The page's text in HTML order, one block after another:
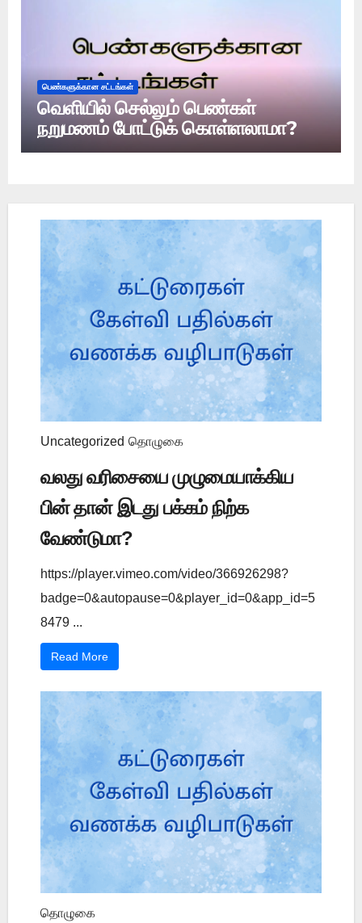
பெண்களுக்கான சட்டங்கள்
வெளியில் செல்லும் பெண்கள்
நறுமணம் போட்டுக் கொள்ளலாமா?
Uncategorized தொழுகை
வலது வரிசையை முழுமையாக்கிய
பின் தான் இடது பக்கம் நிற்க
வேண்டுமா?
https://player.vimeo.com/video/366926298?
badge=0&autopause=0&player_id=0&app_id=5
8479 ...
Read More
தொழுகை